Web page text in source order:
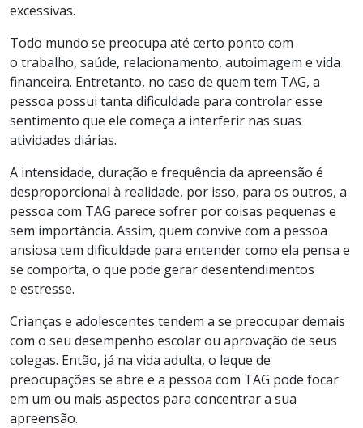
excessivas.
Todo mundo se preocupa até certo ponto com
o trabalho, saúde, relacionamento, autoimagem e vida
financeira. Entretanto, no caso de quem tem TAG, a
pessoa possui tanta dificuldade para controlar esse
sentimento que ele começa a interferir nas suas
atividades diárias.
A intensidade, duração e frequência da apreensão é
desproporcional à realidade, por isso, para os outros, a
pessoa com TAG parece sofrer por coisas pequenas e
sem importância. Assim, quem convive com a pessoa
ansiosa tem dificuldade para entender como ela pensa e
se comporta, o que pode gerar desentendimentos
e estresse.
Crianças e adolescentes tendem a se preocupar demais
com o seu desempenho escolar ou aprovação de seus
colegas. Então, já na vida adulta, o leque de
preocupações se abre e a pessoa com TAG pode focar
em um ou mais aspectos para concentrar a sua
apreensão.